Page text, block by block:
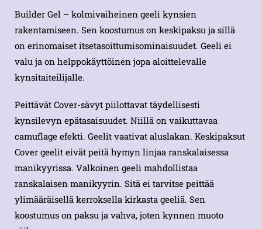
Builder Gel – kolmivaiheinen geeli kynsien
rakentamiseen. Sen koostumus on keskipaksu ja sillä
on erinomaiset itsetasoittumisominaisuudet. Geeli ei
valu ja on helppokäyttöinen jopa aloittelevalle
kynsitaiteilijalle.
Peittävät Cover-sävyt piilottavat täydellisesti
kynsilevyn epätasaisuudet. Niillä on vaikuttavaa
camuflage efekti. Geelit vaativat aluslakan. Keskipaksut
Cover geelit eivät peitä hymyn linjaa ranskalaisessa
manikyyrissa. Valkoinen geeli mahdollistaa
ranskalaisen manikyyrin. Sitä ei tarvitse peittää
ylimääräisellä kerroksella kirkasta geeliä. Sen
koostumus on paksu ja vahva, joten kynnen muoto